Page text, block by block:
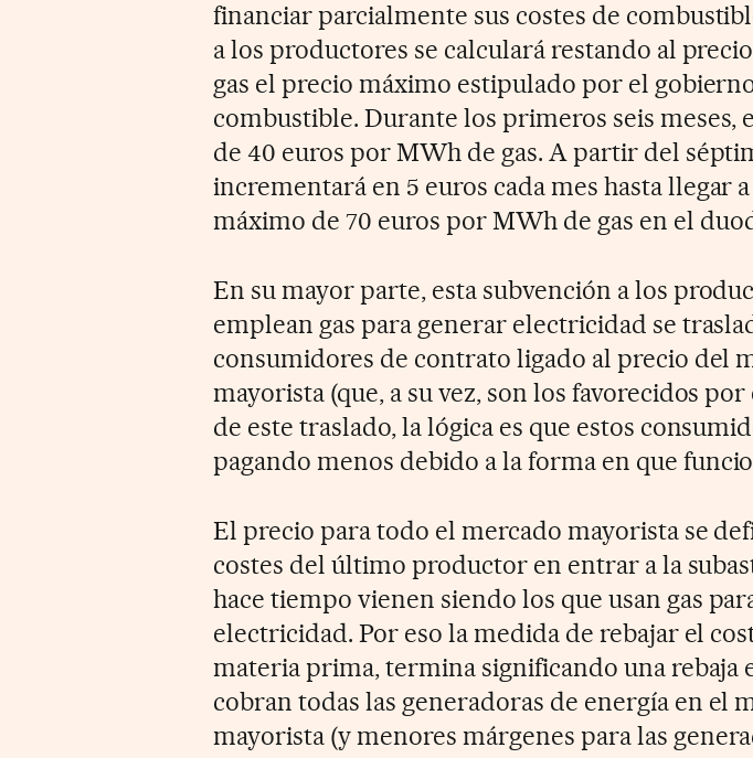
financiar parcialmente sus costes de
a los productores se calculará restando al
gas el precio máximo estipulado por el
combustible. Durante los primeros seis meses,
de 40 euros por MWh de gas. A partir del
incrementará en 5 euros cada mes hasta llegar
máximo de 70 euros por MWh de gas en el
En su mayor parte, esta subvención a los
emplean gas para generar electricidad se
consumidores de contrato ligado al precio del
mayorista (que, a su vez, son los favorecidos
de este traslado, la lógica es que estos
pagando menos debido a la forma en que
El precio para todo el mercado mayorista se
costes del último productor en entrar a la
hace tiempo vienen siendo los que usan gas
electricidad. Por eso la medida de rebajar el
materia prima, termina significando una rebaja
cobran todas las generadoras de energía en el
mayorista (y menores márgenes para las